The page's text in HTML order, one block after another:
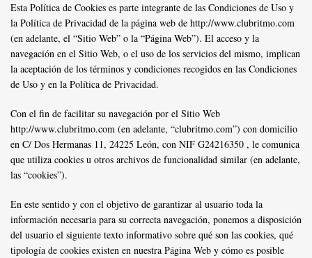
Esta Política de Cookies es parte integrante de las Condiciones de Uso y
la Política de Privacidad de la página web de http://www.clubritmo.com
(en adelante, el “Sitio Web” o la “Página Web”). El acceso y la
navegación en el Sitio Web, o el uso de los servicios del mismo, implican
la aceptación de los términos y condiciones recogidos en las Condiciones
de Uso y en la Política de Privacidad.
Con el fin de facilitar su navegación por el Sitio Web
http://www.clubritmo.com (en adelante, “clubritmo.com”) con domicilio
en C/ Dos Hermanas 11, 24225 León, con NIF G24216350 , le comunica
que utiliza cookies u otros archivos de funcionalidad similar (en adelante,
las “cookies”).
En este sentido y con el objetivo de garantizar al usuario toda la
información necesaria para su correcta navegación, ponemos a disposición
del usuario el siguiente texto informativo sobre qué son las cookies, qué
tipología de cookies existen en nuestra Página Web y cómo es posible